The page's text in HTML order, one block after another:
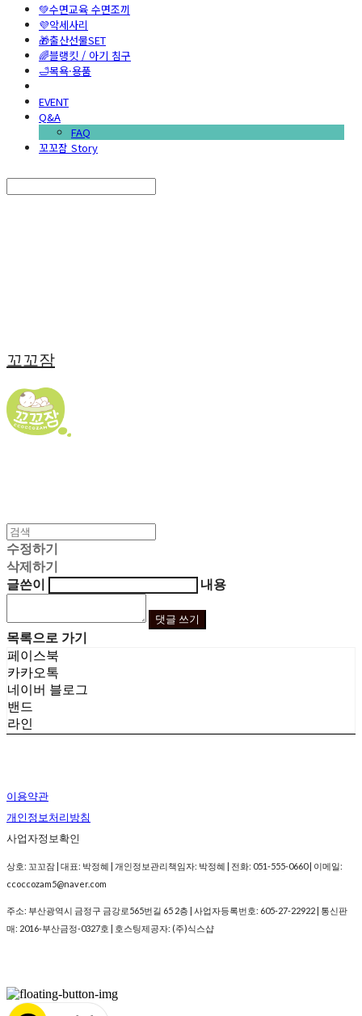
💚수면교육 수면조끼
💜악세사리
🎁출산선물SET
🌈블랭킷 / 아기 침구
🛁목욕·용품
EVENT
Q&A
FAQ
꼬꼬잠 Story
꼬꼬잠
수정하기
삭제하기
글쓴이
내용
댓글 쓰기
목록으로 가기
페이스북
카카오톡
네이버 블로그
밴드
라인
이용약관
개인정보처리방침
사업자정보확인
상호: 꼬꼬잠 | 대표: 박정혜 | 개인정보관리책임자: 박정혜 | 전화: 051-555-0660 | 이메일:
ccoccozam5@naver.com
주소: 부산광역시 금정구 금강로565번길 65 2층 | 사업자등록번호: 605-27-22922 | 통신판
매: 2016-부산금정-0327호 | 호스팅제공자: (주)식스샵